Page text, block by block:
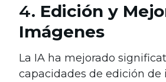
4. Edición y
Imágenes
La IA ha mejorado
capacidades de edición de